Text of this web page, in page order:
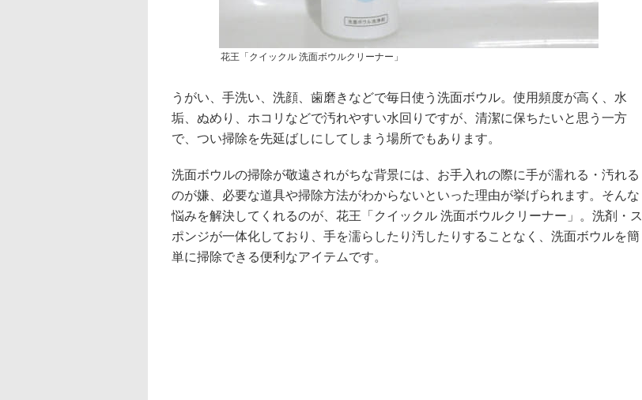
花王「クイックル 洗面ボウルクリーナー」
うがい、手洗い、洗顔、歯磨きなどで毎日使う洗面ボウル。使用頻度が高く、水
垢、ぬめり、ホコリなどで汚れやすい水回りですが、清潔に保ちたいと思う一方
で、つい掃除を先延ばしにしてしまう場所でもあります。
洗面ボウルの掃除が敬遠されがちな背景には、お手入れの際に手が濡れる・汚れる
のが嫌、必要な道具や掃除方法がわからないといった理由が挙げられます。そんな
悩みを解決してくれるのが、花王「クイックル 洗面ボウルクリーナー」。洗剤・ス
ポンジが一体化しており、手を濡らしたり汚したりすることなく、洗面ボウルを簡
単に掃除できる便利なアイテムです。